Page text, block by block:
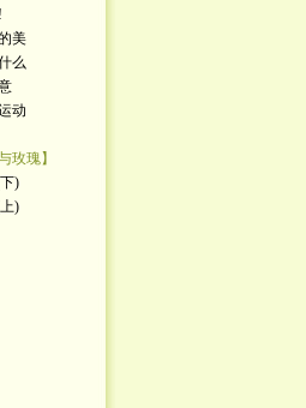
美
么
动
玫瑰】
)
)